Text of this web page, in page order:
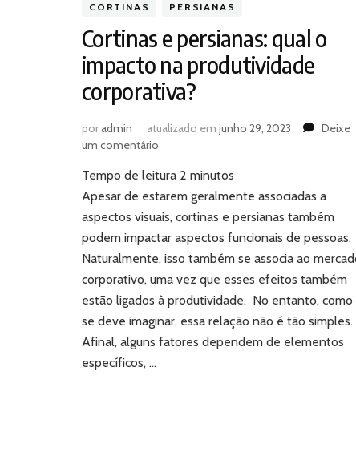
CORTINAS PERSIANAS
Cortinas e persianas: qual o
impacto na produtividade
corporativa?
poradmin atualizado em junho 29, 2023
Deixe
um comentário
e
persianas:
qual
impacto
na
produtividade
corporativa?
Tempo de leitura 2 minutos
Apesar de estarem geralmente associadas a
aspectos visuais, cortinas e persianas também
podem impactar aspectos funcionais de pessoas.
Naturalmente, isso também se associa ao
corporativo, uma vez que esses efeitos também
estão ligados à produtividade. No entanto, como
se deve imaginar, essa relação não é tão simples.
Afinal, alguns fatores dependem de elementos
específicos, …